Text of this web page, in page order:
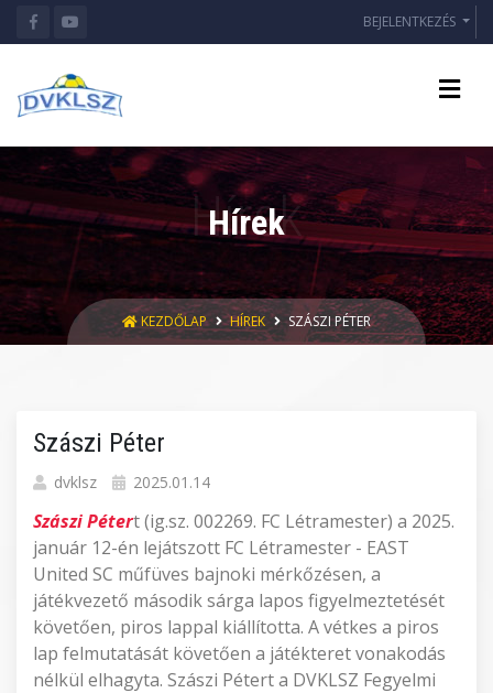
BEJELENTKEZÉS
Hírek
KEZDŐLAP HÍREK SZÁSZI PÉTER
Szászi Péter
dvklsz 2025.01.14
Szászi Pétert (ig.sz. 002269. FC Létramester) a 2025.
január 12-én lejátszott FC Létramester - EAST
United SC műfüves bajnoki mérkőzésen, a
játékvezető második sárga lapos figyelmeztetését
követően, piros lappal kiállította. A vétkes a piros
lap felmutatását követően a játékteret vonakodás
nélkül elhagyta. Szászi Pétert a DVKLSZ Fegyelmi